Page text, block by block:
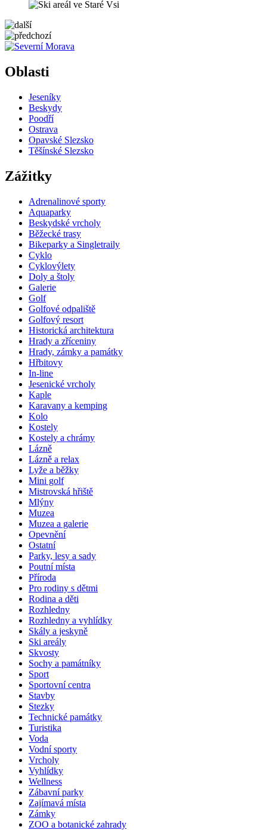
−
5 km
Oblasti
Jeseníky
Beskydy
Poodří
Ostrava
Opavské Slezsko
Těšínské Slezsko
Zážitky
Adrenalinové sporty
Aquaparky
Beskydské vrcholy
Běžecké trasy
Bikeparky a Singletraily
Cyklo
Cyklovýlety
Doly a štoly
Galerie
Golf
Golfové odpaliště
Golfový resort
Historická architektura
Hrady a zříceniny
Hrady, zámky a památky
Hřbitovy
In-line
Jesenické vrcholy
Kaple
Karavany a kemping
Kolo
Kostely
Kostely a chrámy
Lázně
Lázně a relax
Lyže a běžky
Mini golf
Mistrovská hřiště
Mlýny
Muzea
Muzea a galerie
Opevnění
Ostatní
Parky, lesy a sady
Poutní místa
Příroda
Pro rodiny s dětmi
Rodina a děti
Rozhledny
Rozhledny a vyhlídky
Skály a jeskyně
Ski areály
Skvosty
Sochy a památníky
Sport
Sportovní centra
Stavby
Stezky
Technické památky
Turistika
Voda
Vodní sporty
Vrcholy
Vyhlídky
Wellness
Zábavní parky
Zajímavá místa
Zámky
ZOO a botanické zahrady